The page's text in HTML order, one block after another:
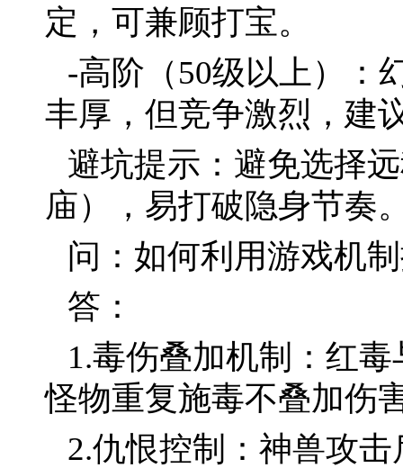
定，可兼顾打宝。
-高阶（50级以上）：
丰厚，但竞争激烈，建
避坑提示：避免选择
庙），易打破隐身节奏
问：如何利用游戏机
答：
1.毒伤叠加机制：红
怪物重复施毒不叠加伤
2.仇恨控制：神兽攻